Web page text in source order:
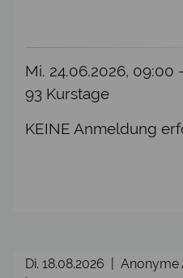
Mi. 24.06.2026, 09:00
93 Kurstage
KEINE Anmeldung
Di. 18.08.2026 |